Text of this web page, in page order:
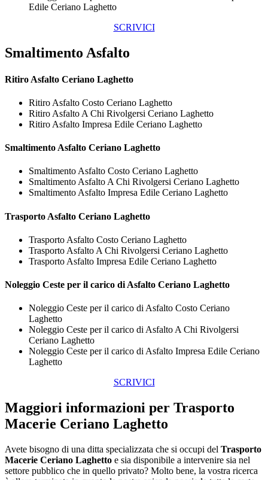
Edile Ceriano Laghetto
SCRIVICI
Smaltimento Asfalto
Ritiro Asfalto Ceriano Laghetto
Ritiro Asfalto Costo Ceriano Laghetto
Ritiro Asfalto A Chi Rivolgersi Ceriano Laghetto
Ritiro Asfalto Impresa Edile Ceriano Laghetto
Smaltimento Asfalto Ceriano Laghetto
Smaltimento Asfalto Costo Ceriano Laghetto
Smaltimento Asfalto A Chi Rivolgersi Ceriano Laghetto
Smaltimento Asfalto Impresa Edile Ceriano Laghetto
Trasporto Asfalto Ceriano Laghetto
Trasporto Asfalto Costo Ceriano Laghetto
Trasporto Asfalto A Chi Rivolgersi Ceriano Laghetto
Trasporto Asfalto Impresa Edile Ceriano Laghetto
Noleggio Ceste per il carico di Asfalto Ceriano Laghetto
Noleggio Ceste per il carico di Asfalto Costo Ceriano
Laghetto
Noleggio Ceste per il carico di Asfalto A Chi Rivolgersi
Ceriano Laghetto
Noleggio Ceste per il carico di Asfalto Impresa Edile Ceriano
Laghetto
SCRIVICI
Maggiori informazioni per Trasporto
Macerie Ceriano Laghetto
Avete bisogno di una ditta specializzata che si occupi del Trasporto
Macerie Ceriano Laghetto e sia disponibile a intervenire sia nel
settore pubblico che in quello privato? Molto bene, la vostra ricerca